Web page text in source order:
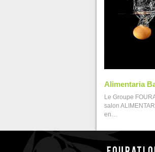
Alimentaria
Le Groupe
salon
en…